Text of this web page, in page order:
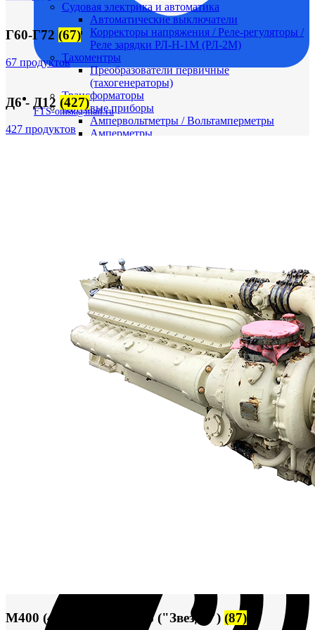
FTS-omsk@mail.ru
Судовая электрика и автоматика
Автоматические выключатели
Корректоры напряжения / Реле-регуляторы /
Реле зарядки РЛ-Н-1М (РЛ-2М)
Тахоментры
Преобразователи первичные
(тахогенераторы)
Трансформаторы
Щитовые приборы
Ампервольтметры / Вольтамперметры
Амперметры
М400 (401), М500, М756 ("Звезда")
Пускатели
Светильники судовые
Сигнализация и автоматика
Судовая запорная арматура
Фильтры и фильтроэлементы
Корпусы гидравлических фильтров ФГС
Фильтрующие элементы гидравлических фильтров
Фильтры гидравлические ФГС в сборе
Г60-Г72 (67)
67 продуктов
Д6 - Д12 (427)
427 продуктов
М400 (401), М500, М756 ("Звезда") (87)